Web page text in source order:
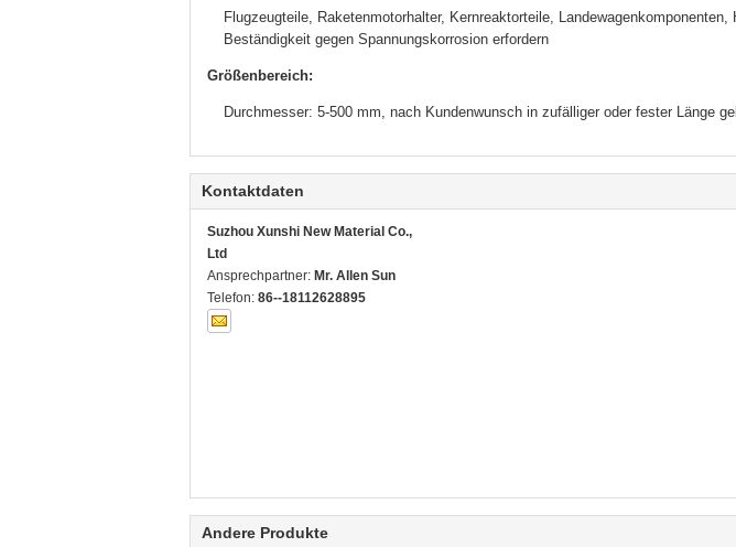
Flugzeugteile, Raketenmotorhalter, Kernreaktorteile,
Beständigkeit gegen Spannungskorrosion erfordern
Größenbereich:
Durchmesser: 5-500 mm, nach Kundenwunsch in zufälliger oder fester Länge
Kontaktdaten
Suzhou Xunshi New Material Co.,
Ltd
Ansprechpartner: Mr. Allen Sun
Telefon: 86--18112628895
Andere Produkte